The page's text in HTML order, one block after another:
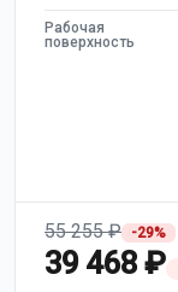
Рабочая
поверхность
55 255 ₽ -29%
39 468 ₽